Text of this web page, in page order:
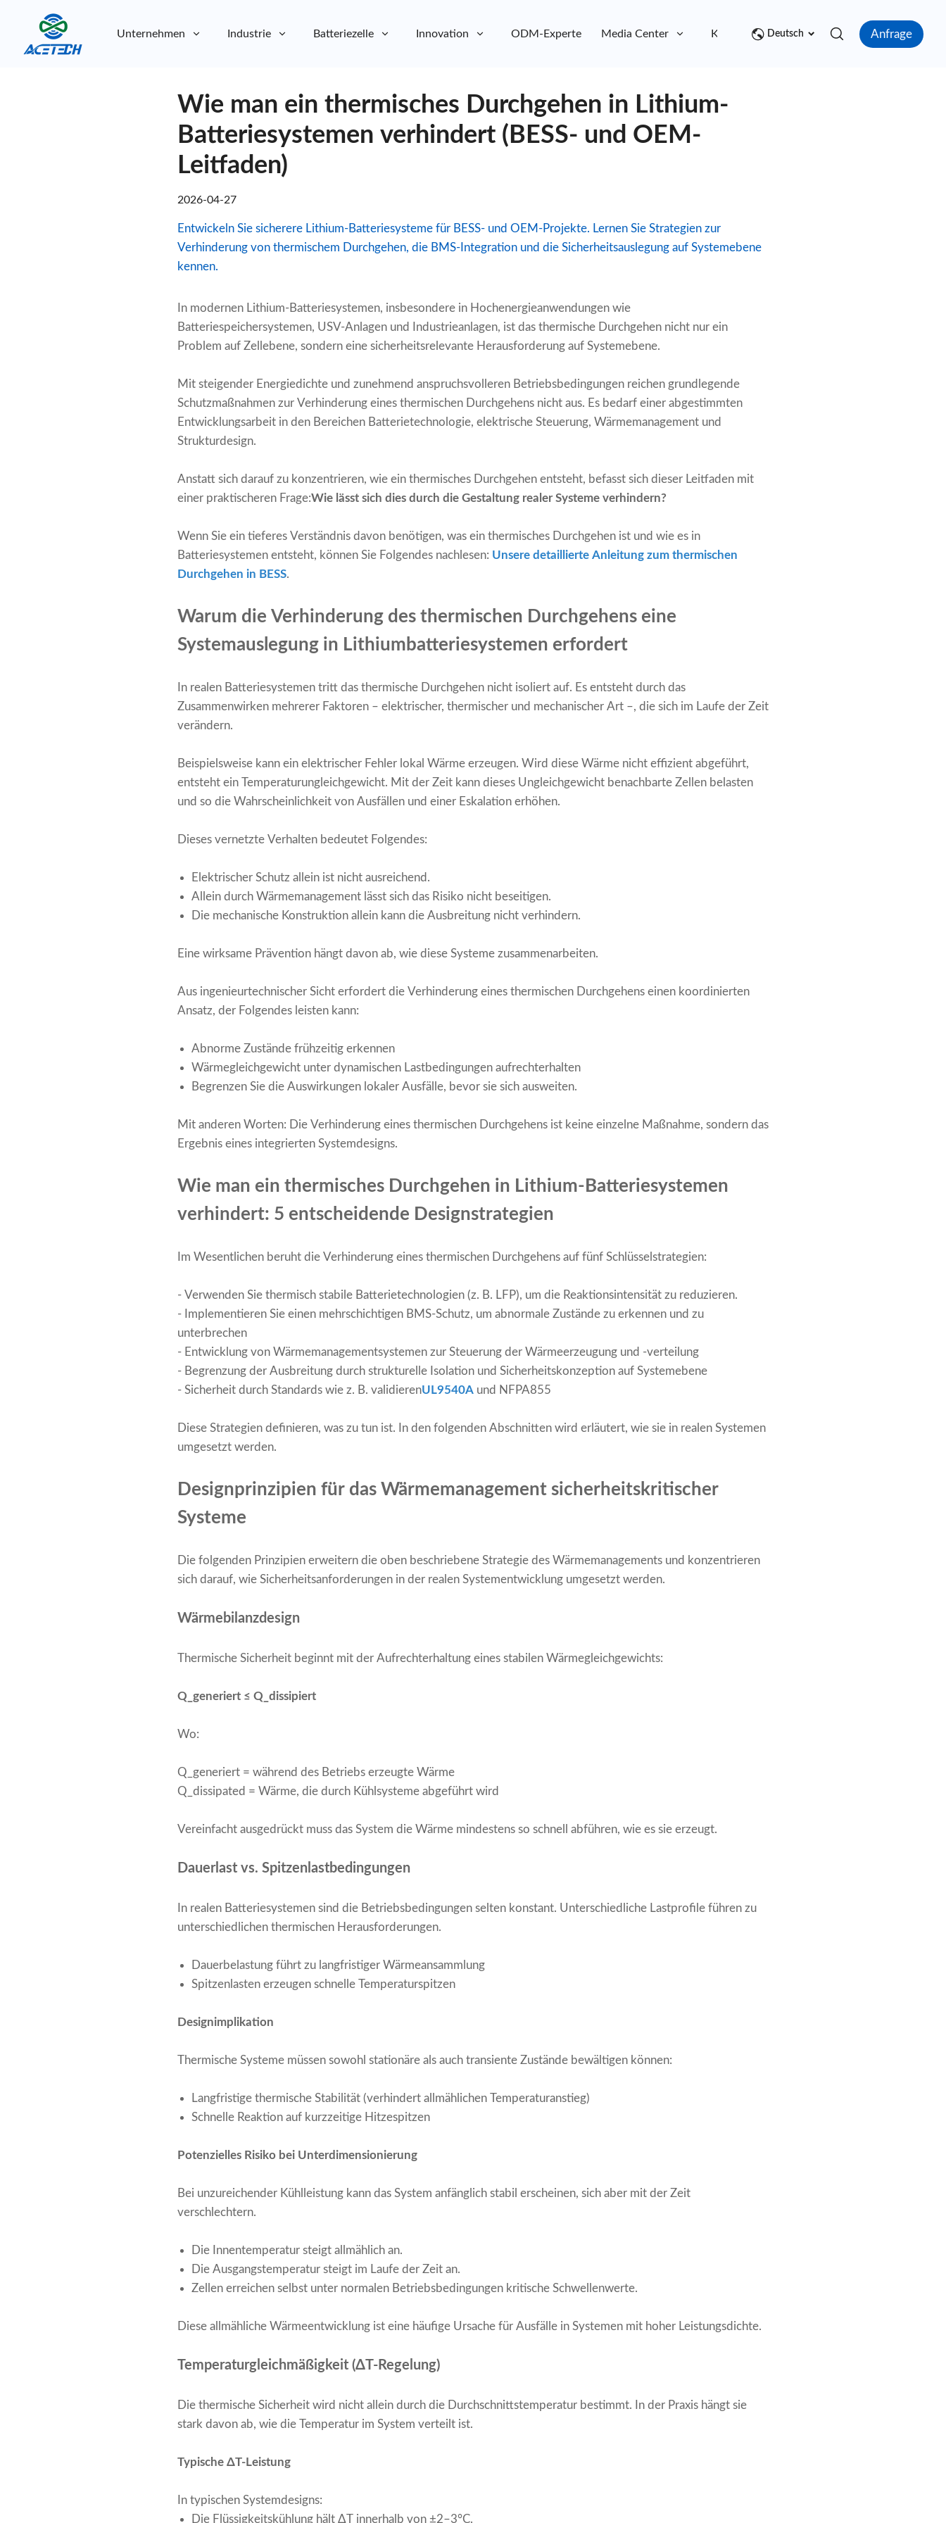
Unternehmen Industrie Batteriezelle Innovation ODM-Experte Media Center Kontakt Deutsch Anfrage
Wie man ein thermisches Durchgehen in Lithium-
Batteriesystemen verhindert (BESS- und OEM-
Leitfaden)
2026-04-27
Entwickeln Sie sicherere Lithium-Batteriesysteme für BESS- und OEM-Projekte. Lernen Sie Strategien zur
Verhinderung von thermischem Durchgehen, die BMS-Integration und die Sicherheitsauslegung auf Systemebene
kennen.
In modernen Lithium-Batteriesystemen, insbesondere in Hochenergieanwendungen wie
Batteriespeichersystemen, USV-Anlagen und Industrieanlagen, ist das thermische Durchgehen nicht nur ein
Problem auf Zellebene, sondern eine sicherheitsrelevante Herausforderung auf Systemebene.
Mit steigender Energiedichte und zunehmend anspruchsvolleren Betriebsbedingungen reichen grundlegende
Schutzmaßnahmen zur Verhinderung eines thermischen Durchgehens nicht aus. Es bedarf einer abgestimmten
Entwicklungsarbeit in den Bereichen Batterietechnologie, elektrische Steuerung, Wärmemanagement und
Strukturdesign.
Anstatt sich darauf zu konzentrieren, wie ein thermisches Durchgehen entsteht, befasst sich dieser Leitfaden mit
einer praktischeren Frage:Wie lässt sich dies durch die Gestaltung realer Systeme verhindern?
Wenn Sie ein tieferes Verständnis davon benötigen, was ein thermisches Durchgehen ist und wie es in
Batteriesystemen entsteht, können Sie Folgendes nachlesen: Unsere detaillierte Anleitung zum thermischen
Durchgehen in BESS.
Warum die Verhinderung des thermischen Durchgehens eine
Systemauslegung in Lithiumbatteriesystemen erfordert
In realen Batteriesystemen tritt das thermische Durchgehen nicht isoliert auf. Es entsteht durch das
Zusammenwirken mehrerer Faktoren – elektrischer, thermischer und mechanischer Art –, die sich im Laufe der Zeit
verändern.
Beispielsweise kann ein elektrischer Fehler lokal Wärme erzeugen. Wird diese Wärme nicht effizient abgeführt,
entsteht ein Temperaturungleichgewicht. Mit der Zeit kann dieses Ungleichgewicht benachbarte Zellen belasten
und so die Wahrscheinlichkeit von Ausfällen und einer Eskalation erhöhen.
Dieses vernetzte Verhalten bedeutet Folgendes:
Elektrischer Schutz allein ist nicht ausreichend.
Allein durch Wärmemanagement lässt sich das Risiko nicht beseitigen.
Die mechanische Konstruktion allein kann die Ausbreitung nicht verhindern.
Eine wirksame Prävention hängt davon ab, wie diese Systeme zusammenarbeiten.
Aus ingenieurtechnischer Sicht erfordert die Verhinderung eines thermischen Durchgehens einen koordinierten
Ansatz, der Folgendes leisten kann:
Abnorme Zustände frühzeitig erkennen
Wärmegleichgewicht unter dynamischen Lastbedingungen aufrechterhalten
Begrenzen Sie die Auswirkungen lokaler Ausfälle, bevor sie sich ausweiten.
Mit anderen Worten: Die Verhinderung eines thermischen Durchgehens ist keine einzelne Maßnahme, sondern das
Ergebnis eines integrierten Systemdesigns.
Wie man ein thermisches Durchgehen in Lithium-Batteriesystemen
verhindert: 5 entscheidende Designstrategien
Im Wesentlichen beruht die Verhinderung eines thermischen Durchgehens auf fünf Schlüsselstrategien:
- Verwenden Sie thermisch stabile Batterietechnologien (z. B. LFP), um die Reaktionsintensität zu reduzieren.
- Implementieren Sie einen mehrschichtigen BMS-Schutz, um abnormale Zustände zu erkennen und zu
unterbrechen
- Entwicklung von Wärmemanagementsystemen zur Steuerung der Wärmeerzeugung und -verteilung
- Begrenzung der Ausbreitung durch strukturelle Isolation und Sicherheitskonzeption auf Systemebene
- Sicherheit durch Standards wie z. B. validierenUL9540A und NFPA855
Diese Strategien definieren, was zu tun ist. In den folgenden Abschnitten wird erläutert, wie sie in realen Systemen
umgesetzt werden.
Designprinzipien für das Wärmemanagement sicherheitskritischer
Systeme
Die folgenden Prinzipien erweitern die oben beschriebene Strategie des Wärmemanagements und konzentrieren
sich darauf, wie Sicherheitsanforderungen in der realen Systementwicklung umgesetzt werden.
Wärmebilanzdesign
Thermische Sicherheit beginnt mit der Aufrechterhaltung eines stabilen Wärmegleichgewichts:
Q_generiert ≤ Q_dissipiert
Wo:
Q_generiert = während des Betriebs erzeugte Wärme
Q_dissipated = Wärme, die durch Kühlsysteme abgeführt wird
Vereinfacht ausgedrückt muss das System die Wärme mindestens so schnell abführen, wie es sie erzeugt.
Dauerlast vs. Spitzenlastbedingungen
In realen Batteriesystemen sind die Betriebsbedingungen selten konstant. Unterschiedliche Lastprofile führen zu
unterschiedlichen thermischen Herausforderungen.
Dauerbelastung führt zu langfristiger Wärmeansammlung
Spitzenlasten erzeugen schnelle Temperaturspitzen
Designimplikation
Thermische Systeme müssen sowohl stationäre als auch transiente Zustände bewältigen können:
Langfristige thermische Stabilität (verhindert allmählichen Temperaturanstieg)
Schnelle Reaktion auf kurzzeitige Hitzespitzen
Potenzielles Risiko bei Unterdimensionierung
Bei unzureichender Kühlleistung kann das System anfänglich stabil erscheinen, sich aber mit der Zeit
verschlechtern.
Die Innentemperatur steigt allmählich an.
Die Ausgangstemperatur steigt im Laufe der Zeit an.
Zellen erreichen selbst unter normalen Betriebsbedingungen kritische Schwellenwerte.
Diese allmähliche Wärmeentwicklung ist eine häufige Ursache für Ausfälle in Systemen mit hoher Leistungsdichte.
Temperaturgleichmäßigkeit (ΔT-Regelung)
Die thermische Sicherheit wird nicht allein durch die Durchschnittstemperatur bestimmt. In der Praxis hängt sie
stark davon ab, wie die Temperatur im System verteilt ist.
Typische ΔT-Leistung
In typischen Systemdesigns:
Die Flüssigkeitskühlung hält ΔT innerhalb von ±2–3°C.